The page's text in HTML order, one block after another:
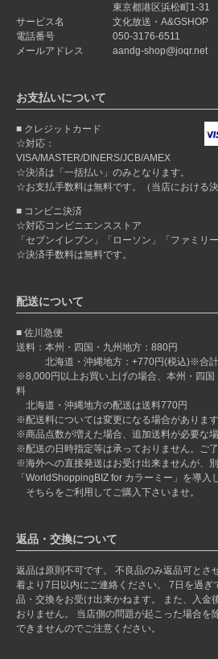
東京都港区浜松町1-31
サービス名
文化放送・A&GSHOP
電話番号
050-3176-6511
メールアドレス
aandg-shop@joqr.net
お支払いについて
クレジットカード
☆対応：
VISA/MASTER/DINERS/JCB/AMEX
☆決済は「一括払い」のみとなります。
☆お支払手数料は無料です。（当店における決
コンビニ決済
☆対応コンビニエンスストア
「セブンイレブン」「ローソン」「ファミリ
☆決済手数料は無料です。
配送について
佐川急便
送料：本州・四国・九州地方：880円
北海道・沖縄地方：+770円(税込)※合計
※8,000円以上お買い上げの場合、本州・四国
料
北海道・沖縄地方の配送は送料770円
※配送料については変更になる場合があります
※商品点数が増えた場合、追加送料が必要な場
※配送の日時指定等は承っておりません。ご了
※海外への直接発送はお受け出来ませんが、
「WorldShoppingBIZ for カラーミー」を導入
そちらをご利用してご購入下さいませ。
返品・交換について
返品は原則不可です。 不良品のみ返品可とさ
着より7日以内にご連絡ください。 7日を過ぎ
品・交換をお受け出来かねます。 また、入金
おりません。 当店側の問題が起こった場合を
できませんのでご注意ください。